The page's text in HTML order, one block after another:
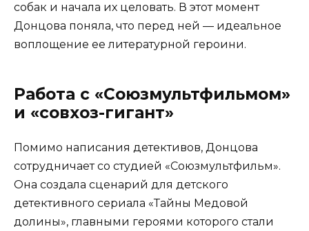
собак и начала их целовать. В этот момент
Донцова поняла, что перед ней — идеальное
воплощение ее литературной героини.
Работа с «Союзмультфильмом»
и «совхоз-гигант»
Помимо написания детективов, Донцова
сотрудничает со студией «Союзмультфильм».
Она создала сценарий для детского
детективного сериала «Тайны Медовой
долины», главными героями которого стали